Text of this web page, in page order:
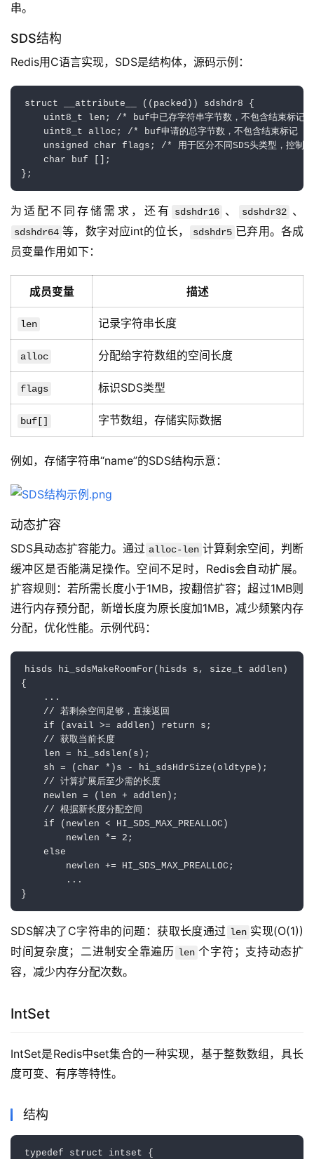
串。
SDS结构
Redis用C语言实现，SDS是结构体，源码示例：
struct __attribute__ ((packed)) sdshdr8 {
uint8_t len; /* buf中已存字符串字节数，不包含结束标
uint8_t alloc; /* buf申请的总字节数，不包含结束标记
unsigned char flags; /* 用于区分不同SDS头类型，控
    char buf [];
为适配不同存储需求，还有 sdshdr16 、 sdshdr32 、
sdshdr64 等，数字对应int的位长， sdshdr5 已弃用。各成
员变量作用如下：
成员变量 描述
len 记录字符串长度
alloc 分配给字符数组的空间长度
flags 标识SDS类型
buf[] 字节数组，存储实际数据
例如，存储字符串“name”的SDS结构示意：
动态扩容
SDS具动态扩容能力。通过 alloc-len 计算剩余空间，判断
缓冲区是否能满足操作。空间不足时，Redis会自动扩展。
扩容规则：若所需长度小于1MB，按翻倍扩容；超过1MB则
进行内存预分配，新增长度为原长度加1MB，减少频繁内存
分配，优化性能。示例代码：
hisds hi_sdsMakeRoomFor(hisds s, size_t addlen)
{
    ...
    // 若剩余空间足够，直接返回
    if (avail >= addlen) return s;
    // 获取当前长度
    len = hi_sdslen(s);
    sh = (char *)s - hi_sdsHdrSize(oldtype);
    // 计算扩展后至少需的长度
    newlen = (len + addlen);
    // 根据新长度分配空间
    if (newlen < HI_SDS_MAX_PREALLOC)
        newlen *= 2;
    else
        newlen += HI_SDS_MAX_PREALLOC;
        ...
SDS解决了C字符串的问题：获取长度通过 len 实现(O(1))
时间复杂度；二进制安全靠遍历 len 个字符；支持动态扩
容，减少内存分配次数。
IntSet
IntSet是Redis中set集合的一种实现，基于整数数组，具长
度可变、有序等特性。
结构
typedef struct intset {